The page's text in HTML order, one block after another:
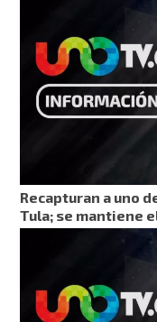
Recapturan a uno
Tula; se mantiene